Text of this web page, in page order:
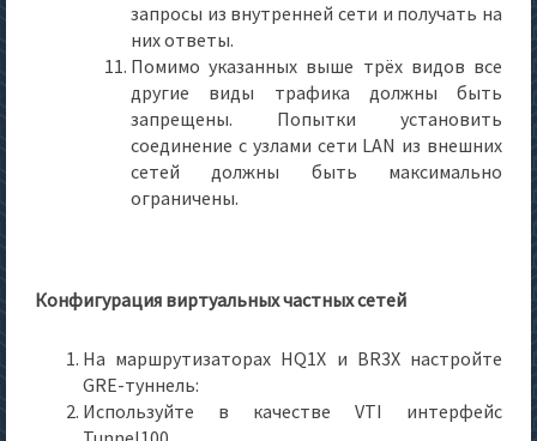
запросы из внутренней сети и получать на
них ответы.
Помимо указанных выше трёх видов все
другие виды трафика должны быть
запрещены. Попытки установить
соединение с узлами сети LAN из внешних
сетей должны быть максимально
ограничены.
Конфигурация виртуальных частных сетей
На маршрутизаторах HQ1X и BR3X настройте
GRE-туннель:
Используйте в качестве VTI интерфейс